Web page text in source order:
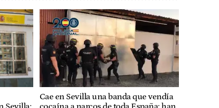
Cae en Sevilla una banda que vendía